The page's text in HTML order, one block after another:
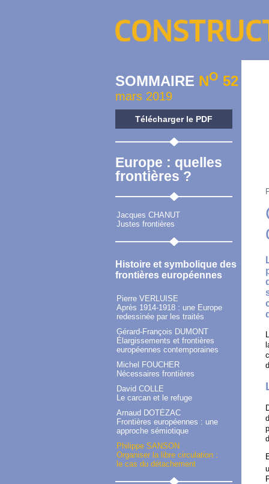
SOMMAIRE NO 52
mars 2019
Télécharger le PDF
Europe : quelles
frontières ?
Jacques CHANUT
Justes frontières
Histoire et symbolique des
frontières européennes
Pierre VERLUISE
Après 1914-1918 : une Europe
redessinée par les traités
Gérard-François DUMONT
Élargissements et frontières
européennes contemporaines
Michel FOUCHER
Nécessaires frontières
David COLLE
Le carcan et le refuge
Arnaud DOTÉZAC
Frontières européennes : une
approche sémiotique
Philippe SANSON
Organiser la libre circulation :
le cas du détachement